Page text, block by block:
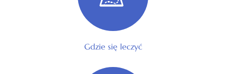
Gdzie się leczyć